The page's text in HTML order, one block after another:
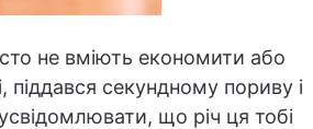
не вміють економити або
секундному пориву і
що річ ця тобі